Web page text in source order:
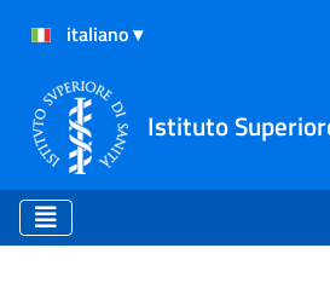
Istituto